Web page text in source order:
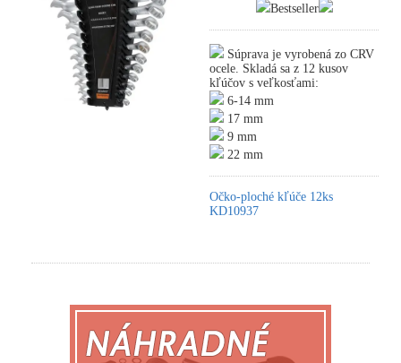
Bestseller
Súprava je vyrobená zo CRV
ocele. Skladá sa z 12 kusov
kľúčov s veľkosťami:
6-14 mm
17 mm
9 mm
22 mm
Očko-ploché kľúče 12ks
KD10937